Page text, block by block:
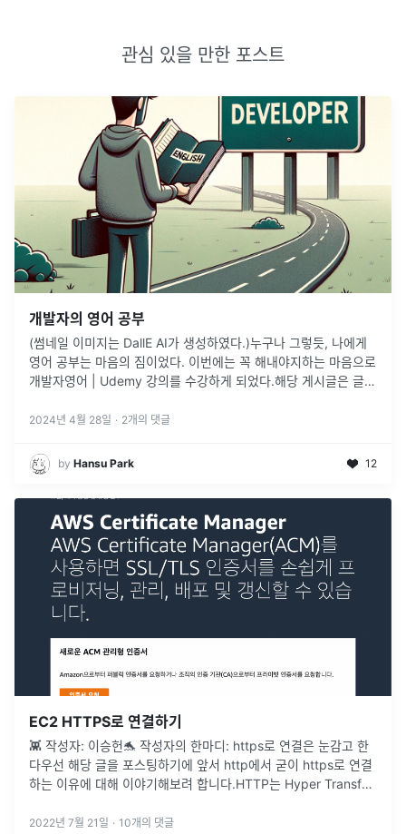
관심 있을 만한 포스트
개발자의 영어 공부
(썸네일 이미지는 DallE AI가 생성하였다.)누구나 그렇듯, 나에게
영어 공부는 마음의 짐이었다. 이번에는 꼭 해내야지하는 마음으로
개발자영어 | Udemy 강의를 수강하게 되었다.해당 게시글은 글또
2024년 4월 28일 · 2개의 댓글
by Hansu Park 12
EC2 HTTPS로 연결하기
👾 작성자: 이승헌🐬 작성자의 한마디: https로 연결은 눈감고 한
다우선 해당 글을 포스팅하기에 앞서 http에서 굳이 https로 연결
하는 이유에 대해 이야기해보려 합니다.HTTP는 Hyper Transfer
2022년 7월 21일 · 10개의 댓글